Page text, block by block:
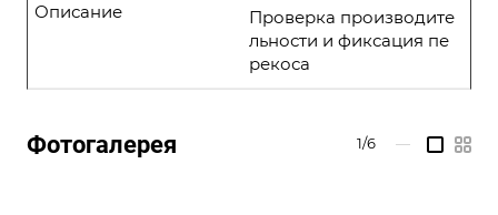
Проверка производите
льности и фиксация пе
рекоса
Описание
Фотогалерея 1/6 —